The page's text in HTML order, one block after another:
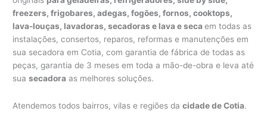
freezers, frigobares, adegas, fogões, fornos, cooktops,
lava-louças, lavadoras, secadoras e lava e secaem todas as
instalações, consertos, reparos, reformas e manutenções em
sua secadora em Cotia, com garantia de fábrica de todas as
peças, garantia de 3 meses em toda a mão-de-obra e leva até
suasecadora as melhores soluções.
Atendemos todos bairros, vilas e regiões dacidade de Cotia.